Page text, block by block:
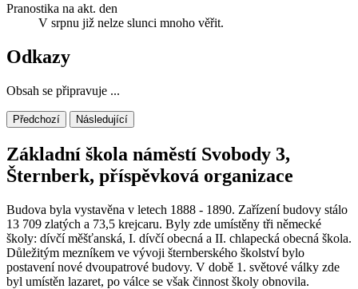
Pranostika na akt. den
V srpnu již nelze slunci mnoho věřit.
Odkazy
Obsah se připravuje ...
Předchozí Následující
Základní škola náměstí Svobody 3,
Šternberk, příspěvková organizace
Budova byla vystavěna v letech 1888 - 1890. Zařízení budovy stálo
13 709 zlatých a 73,5 krejcaru. Byly zde umístěny tři německé
školy: dívčí měšťanská, I. dívčí obecná a II. chlapecká obecná škola.
Důležitým mezníkem ve vývoji šternberského školství bylo
postavení nové dvoupatrové budovy. V době 1. světové války zde
byl umístěn lazaret, po válce se však činnost školy obnovila.